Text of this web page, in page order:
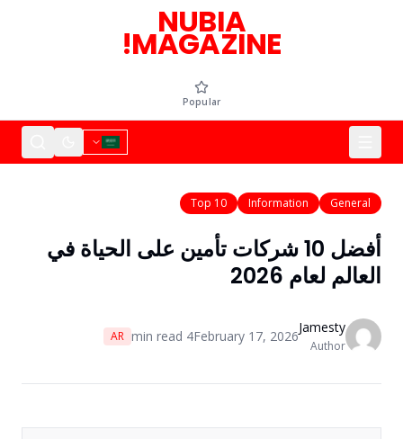
NUBIA
MAGAZINE!
Popular
General
Information
Top 10
أفضل 10 شركات تأمين على الحياة في
العالم لعام 2026
Jamesty
Author
February 17, 2026
4
AR